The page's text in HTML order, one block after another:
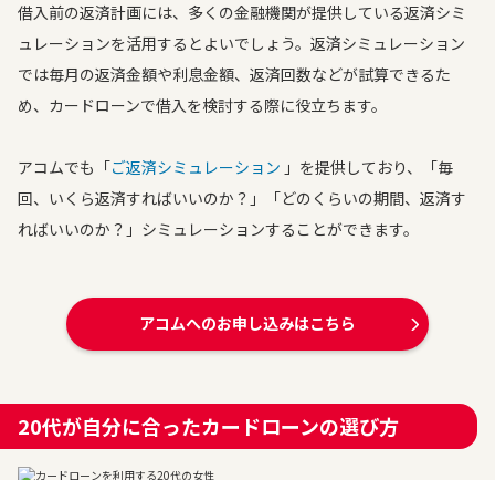
借入前の返済計画には、多くの金融機関が提供している返済シミ
ュレーションを活用するとよいでしょう。返済シミュレーション
では毎月の返済金額や利息金額、返済回数などが試算できるた
め、カードローンで借入を検討する際に役立ちます。
アコムでも「ご返済シミュレーション 」を提供しており、「毎
回、いくら返済すればいいのか？」「どのくらいの期間、返済す
ればいいのか？」シミュレーションすることができます。
アコムへのお申し込みはこちら
20代が自分に合ったカードローンの選び方